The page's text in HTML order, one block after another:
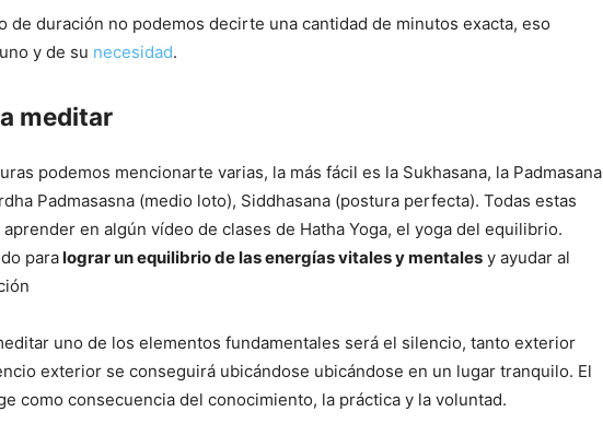
de duración no podemos decirte una cantidad de minutos exacta, eso
y de su necesidad.
meditar
podemos mencionarte varias, la más fácil es la Sukhasana, la Padmasana
Padmasasna (medio loto), Siddhasana (postura perfecta). Todas estas
en algún vídeo de clases de Hatha Yoga, el yoga del equilibrio.
paralograr un equilibrio de las energías vitales y mentales y ayudar al
uno de los elementos fundamentales será el silencio, tanto exterior
exterior se conseguirá ubicándose ubicándose en un lugar tranquilo. El
como consecuencia del conocimiento, la práctica y la voluntad.